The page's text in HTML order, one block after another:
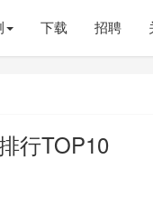
下载 招聘
行TOP10